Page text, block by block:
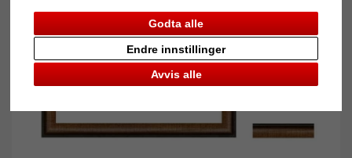
Godta alle
Avvis alle
Endre innstillinger